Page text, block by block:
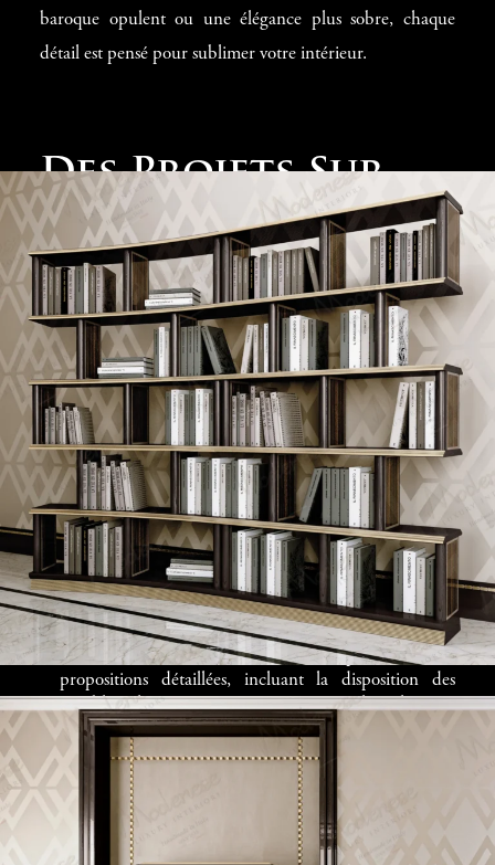
vous offrons une vision claire de votre futur intérieur
avant même le début des travaux. Cette approche
baroque opulent ou une élégance plus sobre, chaque
détail est pensé pour sublimer votre intérieur.
Des Projets Sur
Mesure pour une
Décoration
Intérieure Maison
Gabon
Chez Modenese Gastone, chaque projet est une aventure
unique. Nous prenons en charge l’ensemble du
processus, de la conception initiale à la réalisation finale.
Voici comment nous procédons pour transformer votre
maison au Gabon :
Conception Initiale: Nous analysons vos besoins et
vos goûts pour créer un concept personnalisé. Grâce à
des études en 2D et 3D, nous vous présentons des
propositions détaillées, incluant la disposition des
meubles, les revêtements muraux et les éléments
décoratifs.
Choix des Matériaux: Nous sélectionnons des
matériaux de première qualité, tels que le marbre, le
bois massif, les tissus nobles et les métaux travaillés.
Chaque matériau est choisi pour sa durabilité et son
esthétique.